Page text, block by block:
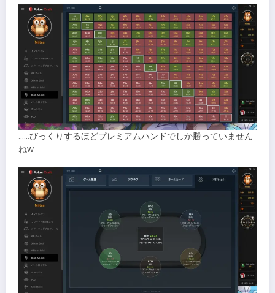
……びっくりするほどプレミアムハンドでしか勝っていません
ねw